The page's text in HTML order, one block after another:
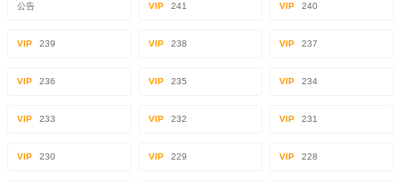
公告 VIP 241 VIP 240
VIP 239 VIP 238 VIP 237
VIP 236 VIP 235 VIP 234
VIP 233 VIP 232 VIP 231
VIP 230 VIP 229 VIP 228